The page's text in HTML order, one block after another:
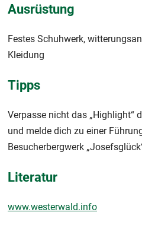
Ausrüstung
Festes Schuhwerk,
Kleidung
Tipps
Verpasse nicht das „Highlight“
und melde dich zu einer
Besucherbergwerk
Literatur
www.westerwald.info